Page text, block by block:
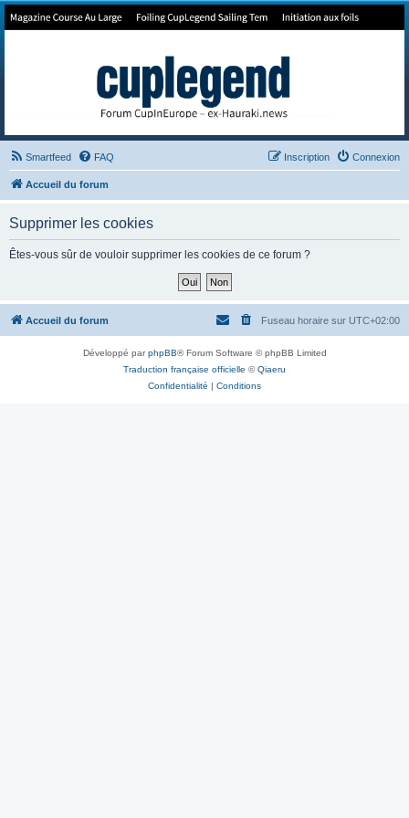
Forum de Cup In Europe
Smartfeed FAQ Connexion
Inscription
Accueil du forum
Supprimer les cookies
Êtes-vous sûr de vouloir supprimer les cookies de ce forum ?
Accueil du forum Fuseau horaire sur UTC+02:00
Développé parphpBB® Forum Software © phpBB Limited
Traduction française officielle ©Qiaeru
Confidentialité
Conditions